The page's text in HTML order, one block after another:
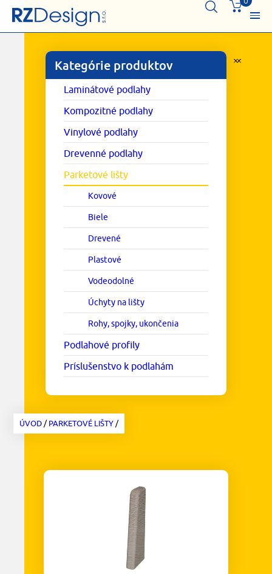
Kategórie produktov
Laminátové podlahy
Kompozitné podlahy
Vinylové podlahy
Drevenné podlahy
Parketové lišty
Kovové
Biele
Drevené
Plastové
Vodeodolné
Úchyty na lišty
Rohy, spojky, ukončenia
Podlahové profily
Príslušenstvo k podlahám
ÚVOD/PARKETOVÉ LIŠTY/